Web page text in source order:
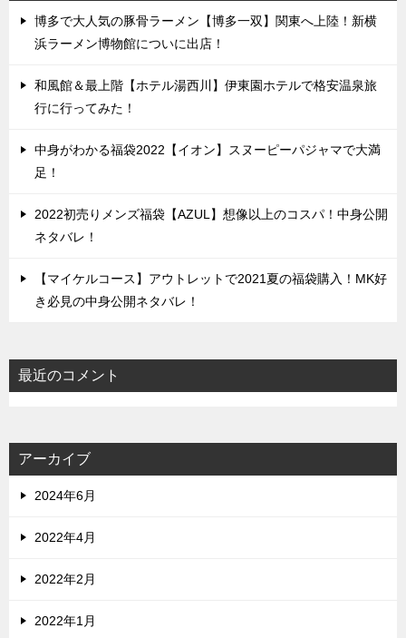
博多で大人気の豚骨ラーメン【博多一双】関東へ上陸！新横
浜ラーメン博物館についに出店！
和風館＆最上階【ホテル湯西川】伊東園ホテルで格安温泉旅
行に行ってみた！
中身がわかる福袋2022【イオン】スヌーピーパジャマで大満
足！
2022初売りメンズ福袋【AZUL】想像以上のコスパ！中身公開
ネタバレ！
【マイケルコース】アウトレットで2021夏の福袋購入！MK好
き必見の中身公開ネタバレ！
最近のコメント
アーカイブ
2024年6月
2022年4月
2022年2月
2022年1月